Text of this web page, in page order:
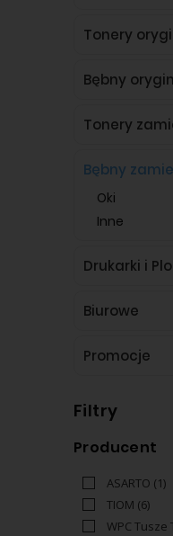
Tonery
Bębny
Tonery
Bębny
Oki
Inne
Drukarki i
Biurowe
Promocje
Filtry
Producent
ASARTO (1)
TIOM (6)
WPC Tusze